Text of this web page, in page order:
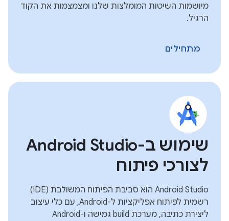
מיושמות השיטות המומלצות שלנו ומצמצמות את הקוד
הרגיל.
מתחילים
שימוש ב-Android Studio
לצורכי פיתוח
Android Studio הוא סביבת הפיתוח המשולבת (IDE)
רשמית לפיתוח אפליקציות ל-Android, עם כלי עיצוב
ליצירת כתיבה, מערכת build גמישה ו-Android